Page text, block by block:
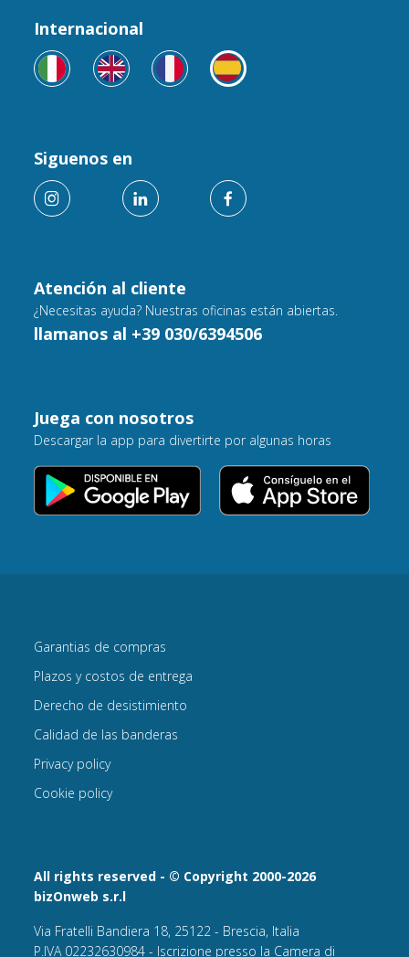
Atención al cliente
¿Necesitas ayuda? Nuestras oficinas están abiertas.
llamanos al +39 030/6394506
Internacional
Siguenos en
Juega con nosotros
Descargar la app para divertirte por algunas horas
All rights reserved - © Copyright 2000-2026
bizOnweb s.r.l
Via Fratelli Bandiera 18, 25122 - Brescia, Italia
P.IVA 02232630984 - Iscrizione presso la Camera di
Garantias de compras
Plazos y costos de entrega
Derecho de desistimiento
Calidad de las banderas
Privacy policy
Cookie policy